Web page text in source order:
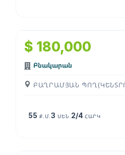
$ 180,000
Բնակարան
55 Ք.Մ.3 ՍԵՆ. 2/4ՀԱՐԿ